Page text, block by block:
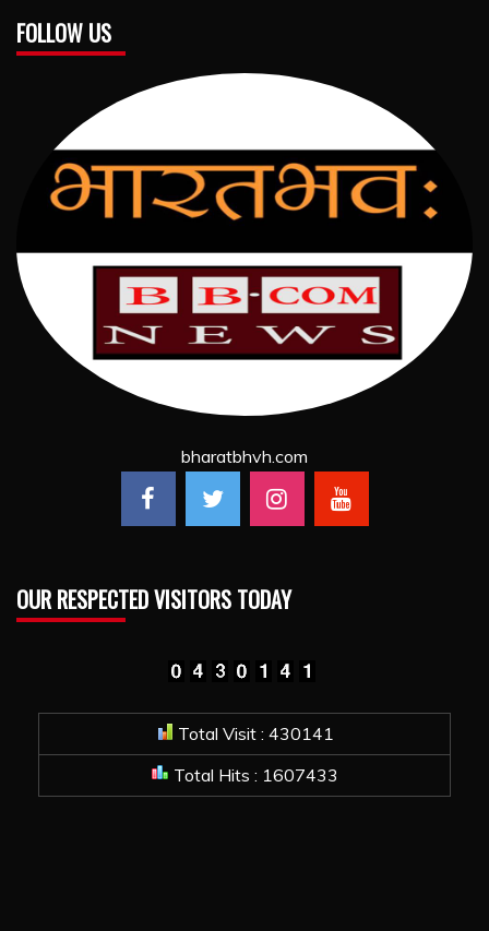
FOLLOW US
bharatbhvh.com
OUR RESPECTED VISITORS TODAY
Total Visit : 430141
Total Hits : 1607433